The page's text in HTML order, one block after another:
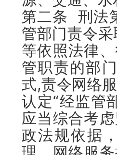
第二条 刑法
管部门责令
等依照法律
管职责的部
式,责令网络
认定“经监管
应当综合考
政法规依据